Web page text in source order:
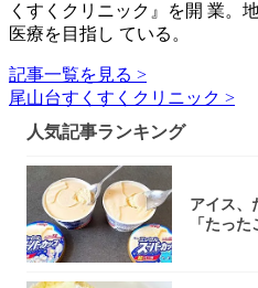
くすくクリニック』を開 業。
医療を目指し ている。
記事一覧を見る >
尾山台すくすくクリニック >
人気記事ランキング
アイス、
「たっ